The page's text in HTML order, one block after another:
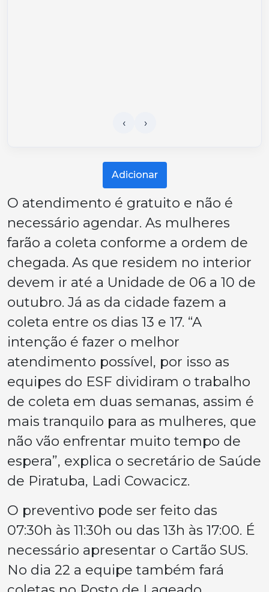
Adicionar
O atendimento é gratuito e não é
necessário agendar. As mulheres
farão a coleta conforme a ordem de
chegada. As que residem no interior
devem ir até a Unidade de 06 a 10 de
outubro. Já as da cidade fazem a
coleta entre os dias 13 e 17. “A
intenção é fazer o melhor
atendimento possível, por isso as
equipes do ESF dividiram o trabalho
de coleta em duas semanas, assim é
mais tranquilo para as mulheres, que
não vão enfrentar muito tempo de
espera”, explica o secretário de Saúde
de Piratuba, Ladi Cowacicz.
O preventivo pode ser feito das
07:30h às 11:30h ou das 13h às 17:00. É
necessário apresentar o Cartão SUS.
No dia 22 a equipe também fará